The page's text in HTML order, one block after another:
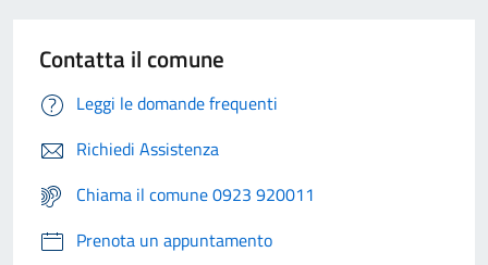
Contatta il comune
Leggi le domande frequenti
Richiedi Assistenza
Chiama il comune 0923 920011
Prenota un appuntamento